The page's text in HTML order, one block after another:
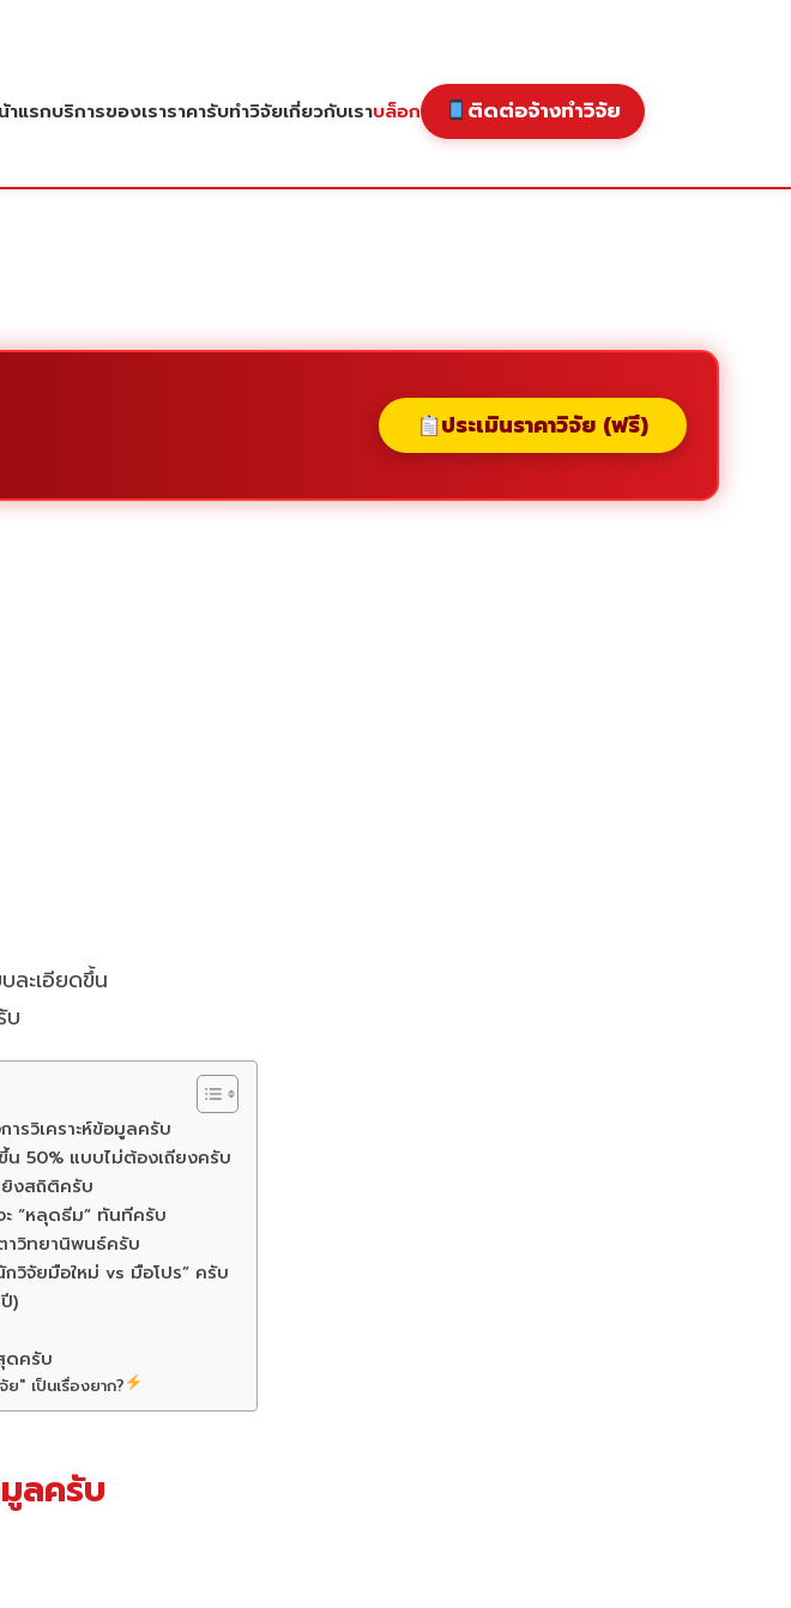
าแรกบริการของเราราคารับทำวิจัยเกี่ยวกับเราบล็อก ติดต่อจ้างทำวิจัย
ประเมินราคาวิจัย (ฟรี)
ละเอียดขึ้น
บ
รวิเคราะห์ข้อมูลครับ
น 50% แบบไม่ต้องเถียงครับ
ยิงสถิติครับ
ะ “หลุดธีม” ทันทีครับ
วิทยานิพนธ์ครับ
วิจัยมือใหม่ vs มือโปร” ครับ
)
ดครับ
" เป็นเรื่องยาก?
ลครับ